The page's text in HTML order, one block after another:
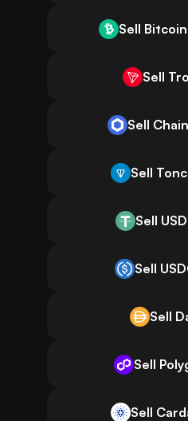
Sell Bitcoin
Sell
Sell
Sell
Sell
Sell
Sell
Sell
Sell